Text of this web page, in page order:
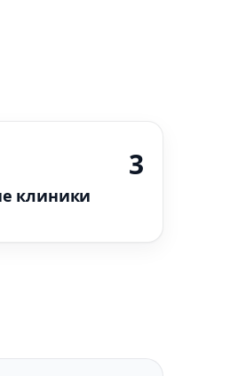
3
клиники